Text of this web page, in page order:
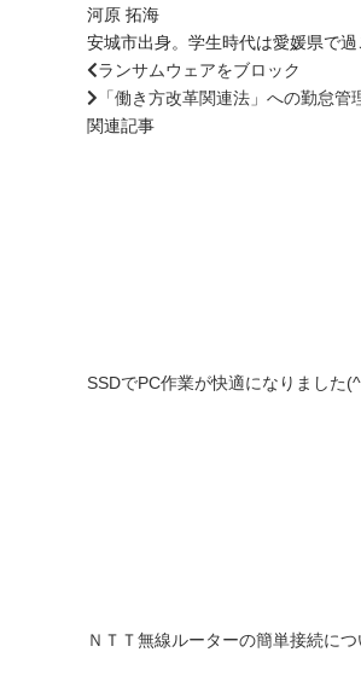
河原 拓海
安城市出身。学生時代は愛媛県で
ランサムウェアをブロック
「働き方改革関連法」への勤怠
関連記事
SSDでPC作業が快適になりました
ＮＴＴ無線ルーターの簡単接続につ